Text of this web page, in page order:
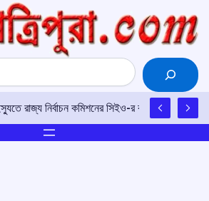
রাজ্য নির্বাচন কমিশনের সিইও-র কাছে